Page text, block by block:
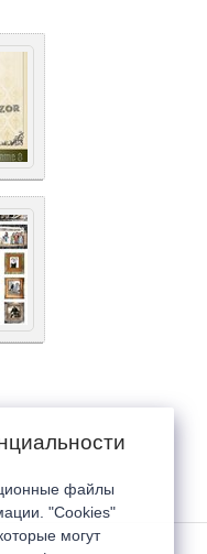
файлы
"Cookies"
могут